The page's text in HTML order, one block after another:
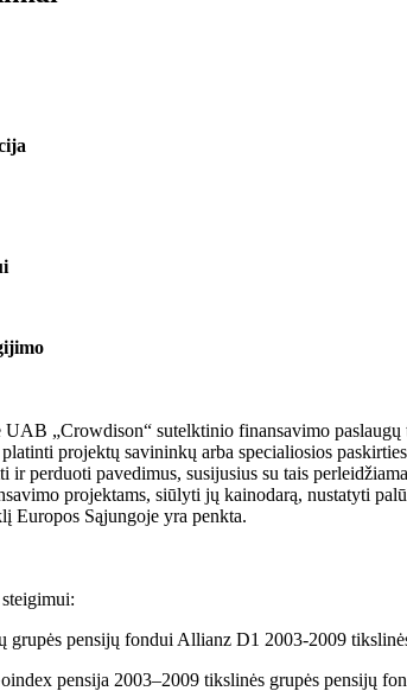
„Crowdison“ sutelktinio finansavimo
projektų savininkų arba specialiosios
perduoti pavedimus, susijusius su tais
projektams, siūlyti jų kainodarą, nustatyti
Europos Sąjungoje yra penkta.
pensijų fondui Allianz D1 2003-2009
pensija 2003–2009 tikslinės grupės pensijų